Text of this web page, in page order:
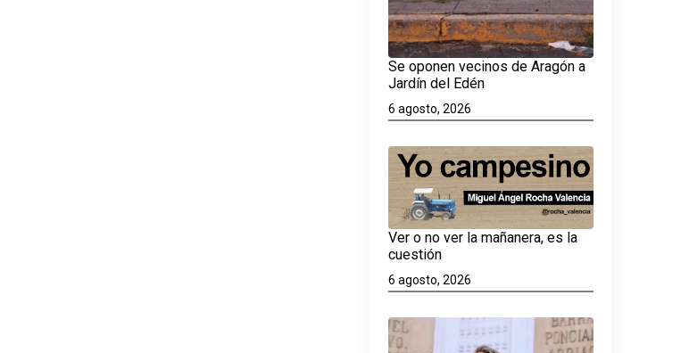
Se oponen vecinos de Aragón a
Jardín del Edén
6 agosto, 2026
Ver o no ver la mañanera, es la
cuestión
6 agosto, 2026